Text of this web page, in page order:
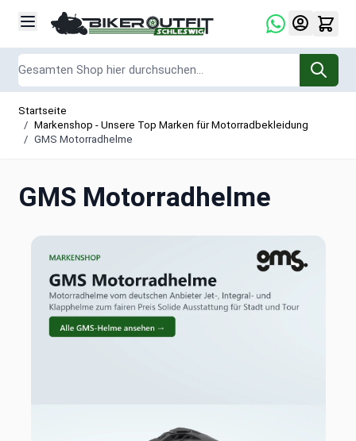
Startseite
/ Markenshop - Unsere Top Marken für Motorradbekleidung
/ GMS Motorradhelme
GMS Motorradhelme
GMS Motorradhelme